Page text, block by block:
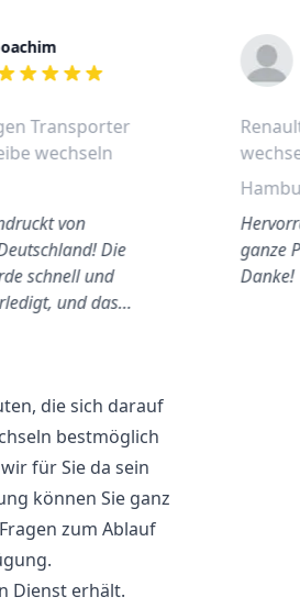
out of 5 stars
Transporter
wechseln
von
Die
schnell und
und das…
ganze
Danke!
die sich darauf
bestmöglich
für Sie da sein
können Sie ganz
zum Ablauf
Dienst erhält.